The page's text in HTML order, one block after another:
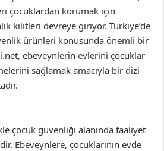
çocuklardan korumak için
kilitleri devreye giriyor. Türkiye’de
ürünleri konusunda önemli bir
ebeveynlerin evlerini çocuklar
sağlamak amacıyla bir dizi
çocuk güvenliği alanında faaliyet
Ebeveynlere, çocuklarının evde